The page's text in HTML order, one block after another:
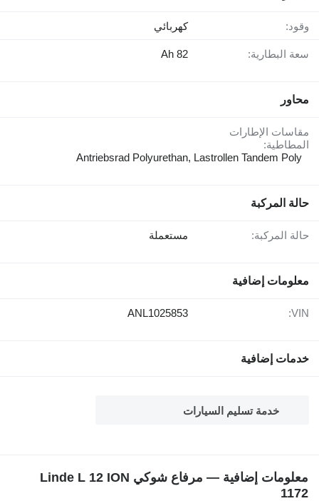
وقود: كهربائي
سعة البطارية: 82 Ah
محاور
مقاسات الإطارات
المطاطية:
Antriebsrad Polyurethan, Lastrollen Tandem Poly
حالة المركبة
حالة المركبة: مستعملة
معلومات إضافية
VIN:
ANL1025853
خدمات إضافية
خدمة تسليم السيارات
معلومات إضافية — مرفاع شوكي Linde L 12 ION
1172